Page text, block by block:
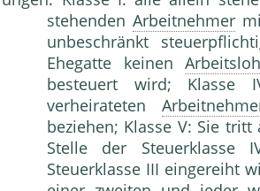
stehenden Arbeitnehmer
unbeschränkt
Ehegatte keinen
besteuert wird; Klasse
verheirateten
beziehen; Klasse V: Sie
Stelle der Steuerklasse
Steuerklasse III eingereiht